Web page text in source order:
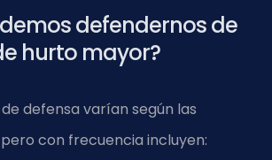
defendernos de
hurto mayor?
defensa varían según las
con frecuencia incluyen: